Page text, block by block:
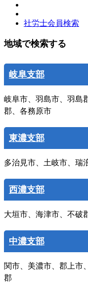
社労士会員検索
地域で検索する
岐阜支部
岐阜市、羽島市、羽島
郡、各務原市
東濃支部
多治見市、土岐市、瑞
西濃支部
大垣市、海津市、不破
中濃支部
関市、美濃市、郡上市
郡